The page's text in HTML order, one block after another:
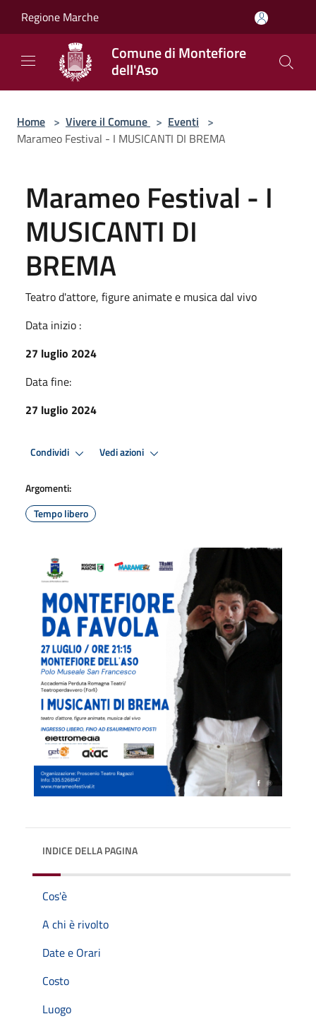
Regione Marche
Comune di Montefiore
dell'Aso
Home > Vivere il Comune > Eventi >
Marameo Festival - I MUSICANTI DI BREMA
Marameo Festival - I
MUSICANTI DI
BREMA
Teatro d'attore, figure animate e musica dal vivo
Data inizio :
27 luglio 2024
Data fine:
27 luglio 2024
Condividi Vedi azioni
Argomenti:
Tempo libero
INDICE DELLA PAGINA
Cos'è
A chi è rivolto
Date e Orari
Costo
Luogo